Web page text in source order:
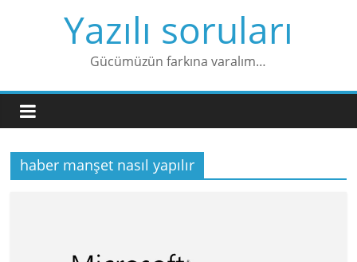
Yazılı soruları
Gücümüzün farkına varalım…
haber manşet nasıl yapılır